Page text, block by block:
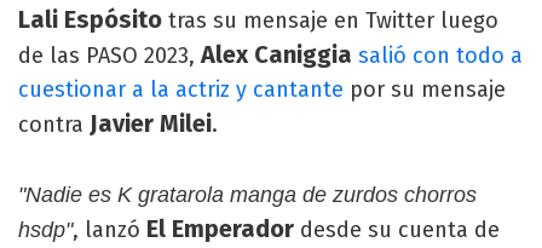
Lali Espósito tras su mensaje en Twitter luego
de las PASO 2023, Alex Caniggia salió con todo a
cuestionar a la actriz y cantante por su mensaje
contra Javier Milei.
"Nadie es K gratarola manga de zurdos chorros
hsdp", lanzó El Emperador desde su cuenta de